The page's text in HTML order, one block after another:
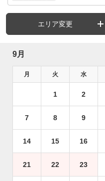
エリア変更
9月
月 火 水
1 2
7 8 9
14 15 16
21 22 23